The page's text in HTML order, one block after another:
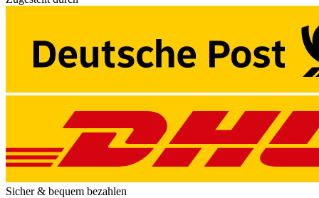
Sicher & bequem bezahlen